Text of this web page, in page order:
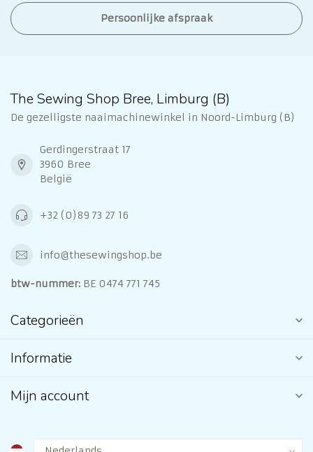
Persoonlijke afspraak
The Sewing Shop Bree, Limburg (B)
De gezelligste naaimachinewinkel in Noord-Limburg (B)
Gerdingerstraat 17
3960 Bree
België
+32 (0)89 73 27 16
info@thesewingshop.be
btw-nummer: BE 0474 771 745
Categorieën
Informatie
Mijn account